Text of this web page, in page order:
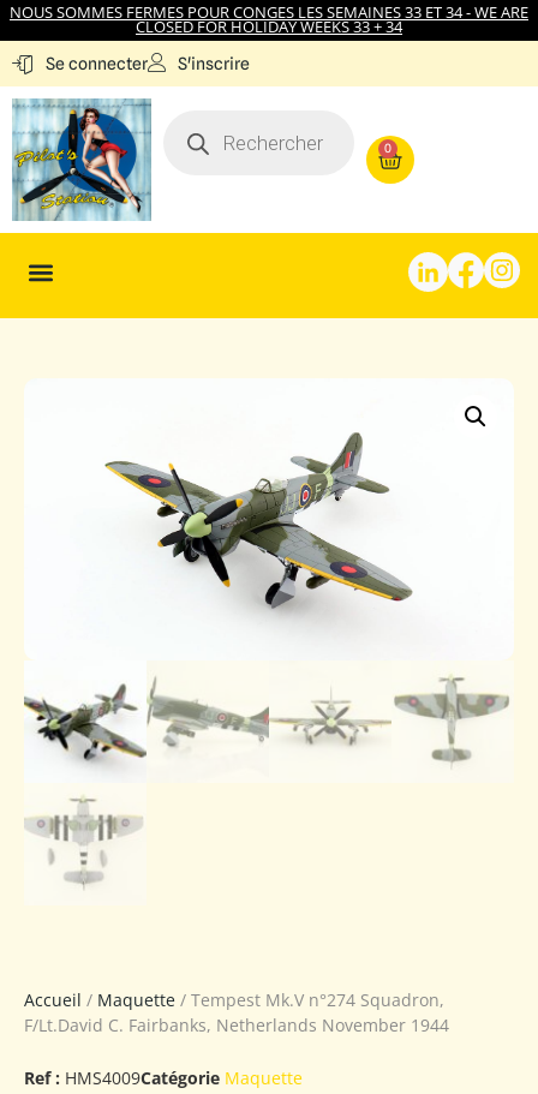
NOUS SOMMES FERMES POUR CONGES LES SEMAINES 33 ET 34 - WE ARE
CLOSED FOR HOLIDAY WEEKS 33 + 34
Se connecter S'inscrire
0
Accueil / Maquette / Tempest Mk.V n°274 Squadron,
F/Lt.David C. Fairbanks, Netherlands November 1944
Ref : HMS4009Catégorie Maquette